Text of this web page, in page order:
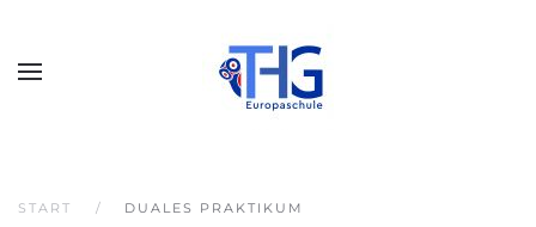
START DUALES PRAKTIKUM